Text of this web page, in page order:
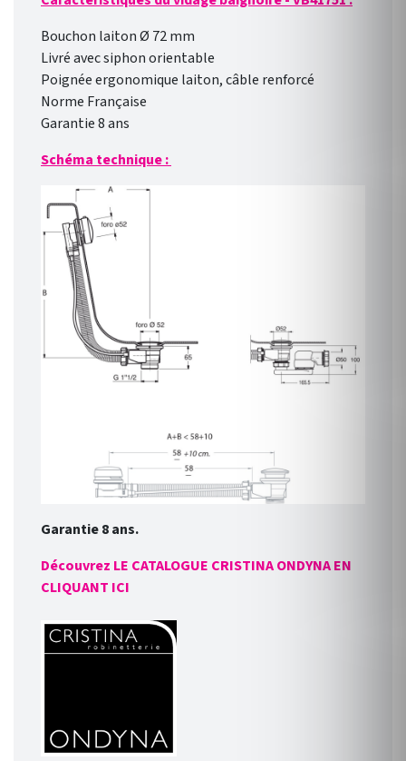
Bouchon laiton Ø 72 mm
Livré avec siphon orientable
Poignée ergonomique laiton, câble renforcé
Norme Française
Garantie 8 ans
Schéma technique :
Garantie 8 ans.
Découvrez LE CATALOGUE CRISTINA ONDYNA EN
CLIQUANT ICI